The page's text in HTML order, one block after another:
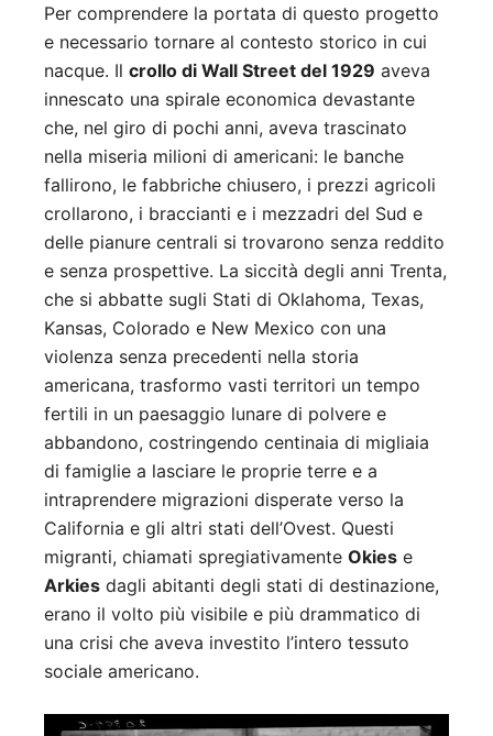
Per comprendere la portata di questo progetto
e necessario tornare al contesto storico in cui
nacque. Il crollo di Wall Street del 1929 aveva
innescato una spirale economica devastante
che, nel giro di pochi anni, aveva trascinato
nella miseria milioni di americani: le banche
fallirono, le fabbriche chiusero, i prezzi agricoli
crollarono, i braccianti e i mezzadri del Sud e
delle pianure centrali si trovarono senza reddito
e senza prospettive. La siccità degli anni Trenta,
che si abbatte sugli Stati di Oklahoma, Texas,
Kansas, Colorado e New Mexico con una
violenza senza precedenti nella storia
americana, trasformo vasti territori un tempo
fertili in un paesaggio lunare di polvere e
abbandono, costringendo centinaia di migliaia
di famiglie a lasciare le proprie terre e a
intraprendere migrazioni disperate verso la
California e gli altri stati dell’Ovest. Questi
migranti, chiamati spregiativamente Okies e
Arkies dagli abitanti degli stati di destinazione,
erano il volto più visibile e più drammatico di
una crisi che aveva investito l’intero tessuto
sociale americano.